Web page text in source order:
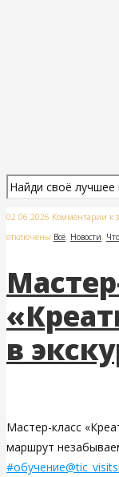
02.06.2026 Комментарии к
отключены Всё, Новости,
в
Мастер-класс
маршрут